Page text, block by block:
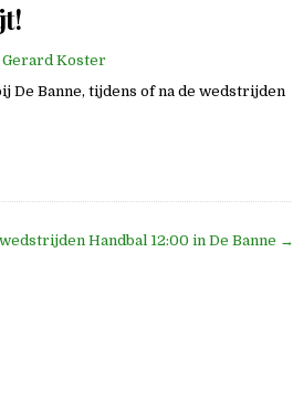
Gerard Koster
Banne, tijdens of na de wedstrijden
Handbal 12:00 in De Banne →